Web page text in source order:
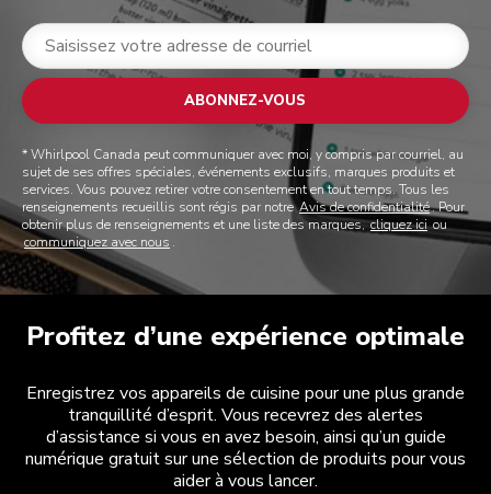
ABONNEZ-VOUS
* Whirlpool Canada peut communiquer avec moi, y compris par courriel, au
sujet de ses offres spéciales, événements exclusifs, marques produits et
services. Vous pouvez retirer votre consentement en tout temps. Tous les
renseignements recueillis sont régis par notreAvis de confidentialité. Pour
obtenir plus de renseignements et une liste des marques,cliquez iciou
communiquez avec nous .
Profitez d’une expérience optimale
Enregistrez vos appareils de cuisine pour une plus grande
tranquillité d’esprit. Vous recevrez des alertes
d’assistance si vous en avez besoin, ainsi qu’un guide
numérique gratuit sur une sélection de produits pour vous
aider à vous lancer.